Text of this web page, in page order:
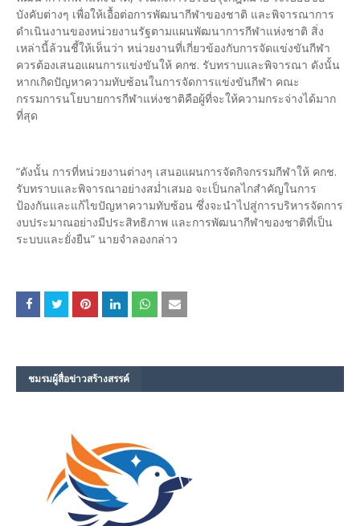
บังคับต่างๆ เพื่อให้เอื้อต่อการพัฒนากีฬาของชาติ และพิจารณาการ
ดำเนินงานของหน่วยงานรัฐตามแผนพัฒนาการกีฬาแห่งชาติ สิ่ง
เหล่านี้ล้วนชี้ให้เห็นว่า หน่วยงานที่เกี่ยวข้องกับการจัดแข่งขันกีฬา
ควรต้องเสนอแผนการแข่งขันให้ คกช. รับทราบและพิจารณา ดังนั้น
หากเกิดปัญหาความทับซ้อนในการจัดการแข่งขันกีฬา คณะ
กรรมการนโยบายการกีฬาแห่งชาติคือผู้ที่จะให้ความกระจ่างได้มาก
ที่สุด
“ดังนั้น การที่หน่วยงานต่างๆ เสนอแผนการจัดกิจกรรมกีฬาให้ คกช.
รับทราบและพิจารณาอย่างสม่ำเสมอ จะเป็นกลไกสำคัญในการ
ป้องกันและแก้ไขปัญหาความทับซ้อน ซึ่งจะนำไปสู่การบริหารจัดการ
งบประมาณอย่างมีประสิทธิภาพ และการพัฒนากีฬาของชาติที่เป็น
ระบบและยั่งยืน” นายจำลองกล่าว
ชมรม​ผู้สื่อข่าวสร้างสรรค์​